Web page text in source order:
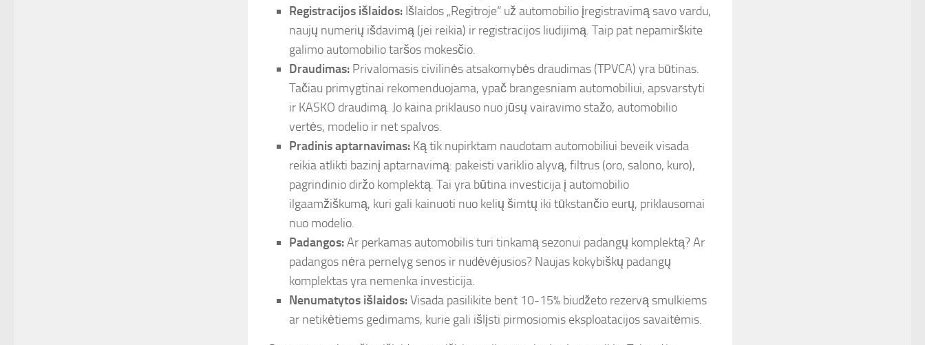
Registracijos išlaidos: Išlaidos „Regitroje“ už automobilio įregistravimą savo vardu,
naujų numerių išdavimą (jei reikia) ir registracijos liudijimą. Taip pat nepamirškite
galimo automobilio taršos mokesčio.
Draudimas: Privalomasis civilinės atsakomybės draudimas (TPVCA) yra būtinas.
Tačiau primygtinai rekomenduojama, ypač brangesniam automobiliui, apsvarstyti
ir KASKO draudimą. Jo kaina priklauso nuo jūsų vairavimo stažo, automobilio
vertės, modelio ir net spalvos.
Pradinis aptarnavimas: Ką tik nupirktam naudotam automobiliui beveik visada
reikia atlikti bazinį aptarnavimą: pakeisti variklio alyvą, filtrus (oro, salono, kuro),
pagrindinio diržo komplektą. Tai yra būtina investicija į automobilio
ilgaamžiškumą, kuri gali kainuoti nuo kelių šimtų iki tūkstančio eurų, priklausomai
nuo modelio.
Padangos:Ar perkamas automobilis turi tinkamą sezonui padangų komplektą? Ar
padangos nėra pernelyg senos ir nudėvėjusios? Naujas kokybiškų padangų
komplektas yra nemenka investicija.
Nenumatytos išlaidos:Visada pasilikite bent 10-15% biudžeto rezervą smulkiems
ar netikėtiems gedimams, kurie gali išlįsti pirmosiomis eksploatacijos savaitėmis.